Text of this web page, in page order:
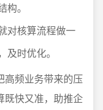
。
对核算流程做一
时优化。
高频业务带来的压
既快又准，助推企